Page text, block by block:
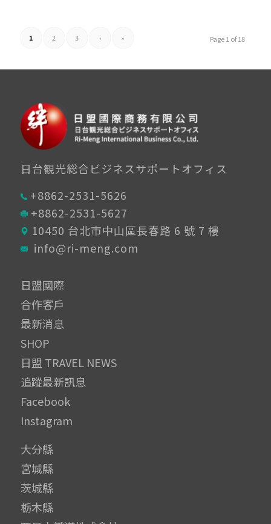
Page 1 of 18
1 2 3 › »
日台観光総合ビジネスサポートオフィス
+8862-2531-5626
+8862-2531-5627
10450 台北市中山區長春路 6 號 7 樓
info@ri-meng.com
日盟國際
合作客戶
最新消息
SHOP
日盟 TRAVEL NEWS
追蹤最新訊息
Facebook
Instagram
大分縣
宮城縣
茨城縣
栃木縣